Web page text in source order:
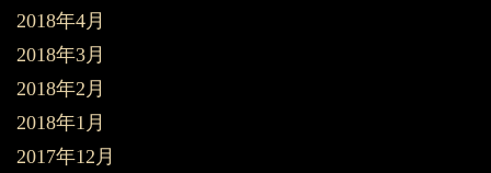
2018年4月
2018年3月
2018年2月
2018年1月
2017年12月